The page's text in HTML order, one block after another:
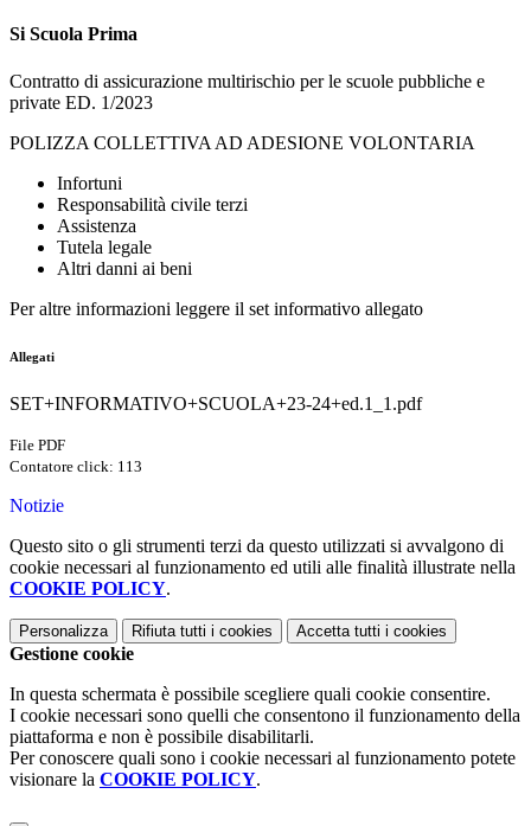
Si Scuola Prima
Contratto di assicurazione multirischio per le scuole pubbliche e
private ED. 1/2023
POLIZZA COLLETTIVA AD ADESIONE VOLONTARIA
Infortuni
Responsabilità civile terzi
Assistenza
Tutela legale
Altri danni ai beni
Per altre informazioni leggere il set informativo allegato
Allegati
SET+INFORMATIVO+SCUOLA+23-24+ed.1_1.pdf
File PDF
Contatore click: 113
Notizie
Questo sito o gli strumenti terzi da questo utilizzati si avvalgono di
cookie necessari al funzionamento ed utili alle finalità illustrate nella
COOKIE POLICY.
Personalizza Rifiuta tutti i cookies Accetta tutti i cookies
Gestione cookie
In questa schermata è possibile scegliere quali cookie consentire.
I cookie necessari sono quelli che consentono il funzionamento della
piattaforma e non è possibile disabilitarli.
Per conoscere quali sono i cookie necessari al funzionamento potete
visionare la COOKIE POLICY.